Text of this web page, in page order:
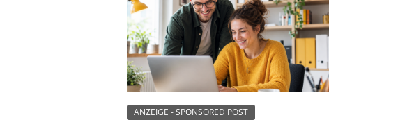
ANZEIGE - SPONSORED POST